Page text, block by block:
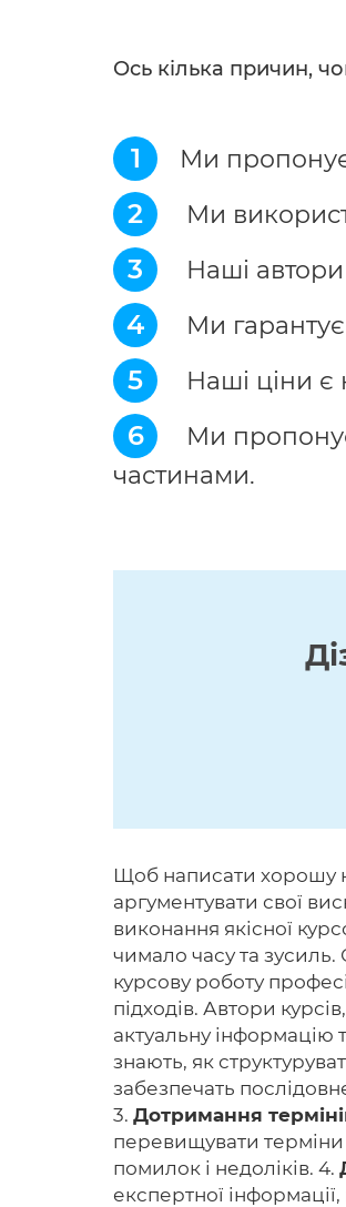
Ось кілька причин,
1 Ми
2 Ми
3 Наші
4 Ми
5 Наші ціни є
6
Ми
частинами.
Щоб написати хорошу
аргументувати свої
виконання якісної
чимало часу та зусиль.
курсову роботу
підходів. Автори
актуальну інформацію
знають, як
забезпечать
3. Дотримання
перевищувати терміни
помилок і недоліків. 4.
експертної